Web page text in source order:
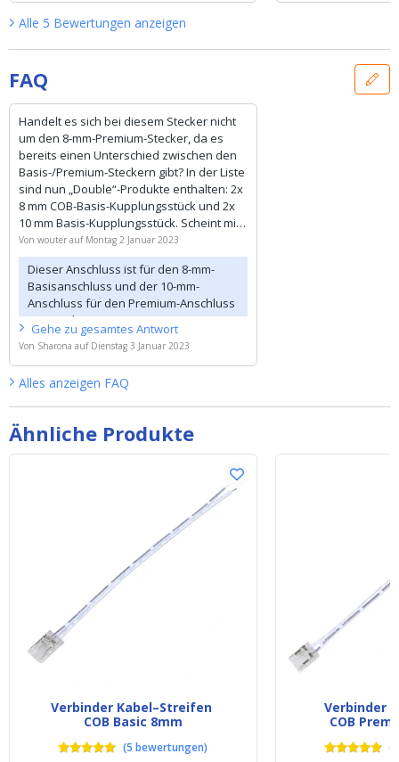
Ähnliche Produkte
Verbinder Kabel–Streifen
COB Basic 8mm
(5 bewertungen)
Verbinder
COB
(
Alle 5 Bewertungen anzeigen
FAQ
Handelt es sich bei diesem Stecker nicht
um den 8-mm-Premium-Stecker, da es
bereits einen Unterschied zwischen den
Basis-/Premium-Steckern gibt? In der Liste
sind nun „Double“-Produkte enthalten: 2x
8 mm COB-Basis-Kupplungsstück und 2x
10 mm Basis-Kupplungsstück. Scheint mir
ein Fehler zu sein
Von wouter auf Montag 2 Januar 2023
Dieser Anschluss ist für den 8-mm-
Basisanschluss und der 10-mm-
Anschluss für den Premium-Anschluss
vorgesehen.
Gehe zu gesamtes Antwort
Von Sharona auf Dienstag 3 Januar 2023
Alles anzeigen FAQ